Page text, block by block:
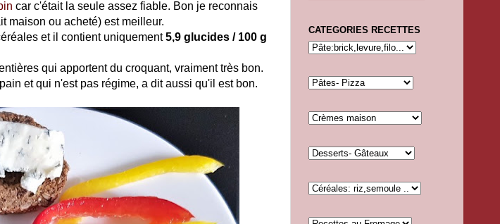
car c'était la seule assez fiable. Bon je reconnais
maison ou acheté) est meilleur.
et il contient uniquement5,9 glucides / 100 g
qui apportent du croquant, vraiment très bon.
et qui n'est pas régime, a dit aussi qu'il est bon.
CATEGORIES RECETTES